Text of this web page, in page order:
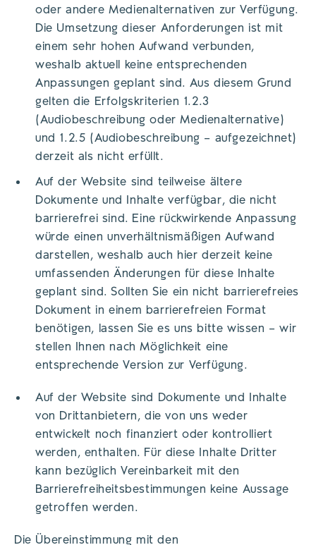
oder andere Medienalternativen zur Verfügung.
Die Umsetzung dieser Anforderungen ist mit
einem sehr hohen Aufwand verbunden,
weshalb aktuell keine entsprechenden
Anpassungen geplant sind. Aus diesem Grund
gelten die Erfolgskriterien 1.2.3
(Audiobeschreibung oder Medienalternative)
und 1.2.5 (Audiobeschreibung – aufgezeichnet)
derzeit als nicht erfüllt.
Auf der Website sind teilweise ältere
Dokumente und Inhalte verfügbar, die nicht
barrierefrei sind. Eine rückwirkende Anpassung
würde einen unverhältnismäßigen Aufwand
darstellen, weshalb auch hier derzeit keine
umfassenden Änderungen für diese Inhalte
geplant sind. Sollten Sie ein nicht barrierefreies
Dokument in einem barrierefreien Format
benötigen, lassen Sie es uns bitte wissen – wir
stellen Ihnen nach Möglichkeit eine
entsprechende Version zur Verfügung.
Auf der Website sind Dokumente und Inhalte
von Drittanbietern, die von uns weder
entwickelt noch finanziert oder kontrolliert
werden, enthalten. Für diese Inhalte Dritter
kann bezüglich Vereinbarkeit mit den
Barrierefreiheitsbestimmungen keine Aussage
getroffen werden.
Die Übereinstimmung mit den